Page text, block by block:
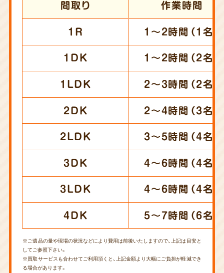
間取り 作業時間
1R 1～2時間（1名）
1DK 1～2時間（2名）
1LDK 2～3時間（2名）
2DK 2～4時間（3名）
2LDK 3～5時間（4名）
3DK 4～6時間（4名）
3LDK 4～6時間（4名）
4DK 5～7時間（6名）
※ご遺品の量や現場の状況などにより費用は前後いたしますので、上記は目安と
してご参照下さい。
※買取サービスも合わせてご利用頂くと、上記金額より大幅にご負担が軽減でき
る場合があります。